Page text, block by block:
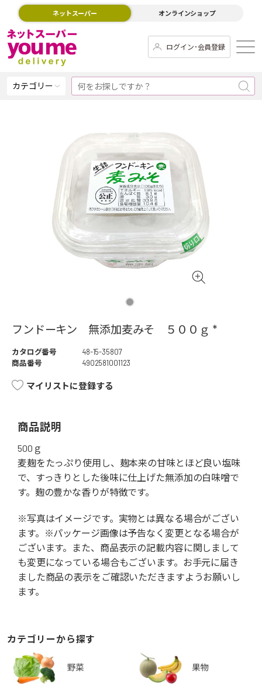
ネットスーパー オンラインショップ
ログイン･会員登録
カテゴリー
フンドーキン 無添加麦みそ ５００ｇ *
カタログ番号
48-15-35807
商品番号
4902581001123
マイリストに登録する
商品説明
500ｇ
麦麹をたっぷり使用し、麹本来の甘味とほど良い塩味
で、すっきりとした後味に仕上げた無添加の白味噌で
す。麹の豊かな香りが特徴です。
※写真はイメージです。実物とは異なる場合がござい
ます。※パッケージ画像は予告なく変更となる場合が
ございます。また、商品表示の記載内容に関しまして
も変更になっている場合もございます。お手元に届き
ました商品の表示をご確認いただきますようお願いし
ます。
カテゴリーから探す